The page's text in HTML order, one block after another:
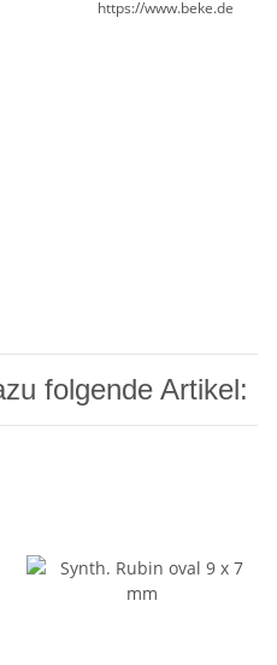
https://www.beke.de
folgende Artikel: